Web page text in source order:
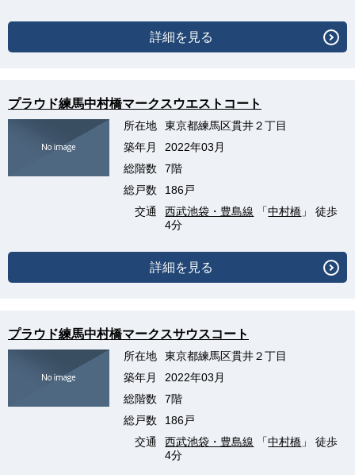
詳細を見る
プラウド練馬中村橋マークスウエストコート
所在地
東京都練馬区貫井２丁目
築年月
2022年03月
総階数
7階
総戸数
186戸
交通
西武池袋・豊島線 「中村橋 」 徒歩
4分
詳細を見る
プラウド練馬中村橋マークスサウスコート
所在地
東京都練馬区貫井２丁目
築年月
2022年03月
総階数
7階
総戸数
186戸
交通
西武池袋・豊島線 「中村橋 」 徒歩
4分